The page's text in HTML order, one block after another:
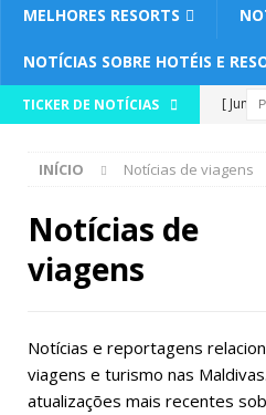
MELHORES RESORTS
NOTÍCIAS SOBRE HOTÉIS E
TICKER DE NOTÍCIAS
[
House
at
INÍCIO Notícias de viagens
Notícias de
viagens
Notícias e reportagens
viagens e turismo nas
atualizações mais recentes